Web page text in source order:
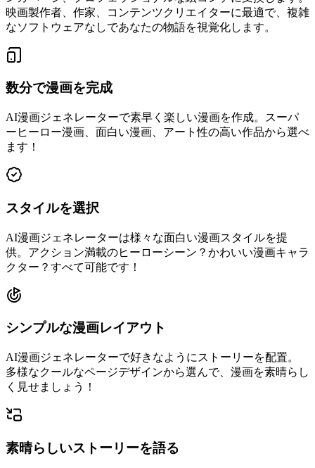
映画製作者、作家、コンテンツクリエイターに最適で、複雑
なソフトウェアなしであなたの物語を視覚化します。
数分で漫画を完成
AI漫画ジェネレーターで素早く楽しい漫画を作成。スーパ
ーヒーロー漫画、面白い漫画、アート性の高い作品から選べ
ます！
スタイルを選択
AI漫画ジェネレーターは様々な面白い漫画スタイルを提
供。アクション満載のヒーローシーン？かわいい漫画キャラ
クター？すべて可能です！
シンプルな漫画レイアウト
AI漫画ジェネレーターで好きなようにストーリーを配置。
多様なクールなページデザインから選んで、漫画を素晴らし
く見せましょう！
素晴らしいストーリーを語る